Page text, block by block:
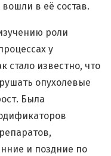
в её состав.
роли
у
стало известно, что
опухолевые
Была
и поздние по